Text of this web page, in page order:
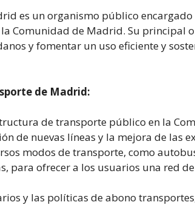
es un organismo público
Comunidad de Madrid. Su principal
y fomentar un uso eficiente y
de Madrid:
de transporte público en la
de nuevas líneas y la mejora de las
modos de transporte, como
para ofrecer a los usuarios una red
y las políticas de abono